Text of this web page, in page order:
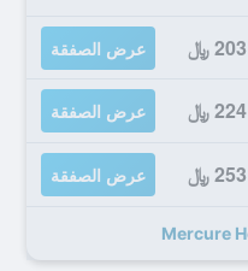
203 ﷼ عرض الصفقة
224 ﷼ عرض الصفقة
253 ﷼ عرض الصفقة